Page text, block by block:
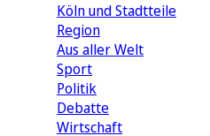
Köln und Stadtteile
Region
Aus aller Welt
Sport
Politik
Debatte
Wirtschaft